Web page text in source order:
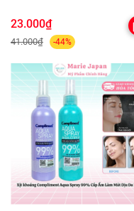
23.000₫
41.000₫ -44%